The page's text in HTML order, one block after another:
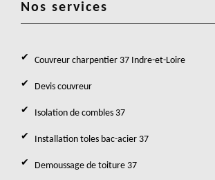
Nos services
Couvreur charpentier 37 Indre-et-Loire
Devis couvreur
Isolation de combles 37
Installation toles bac-acier 37
Demoussage de toiture 37